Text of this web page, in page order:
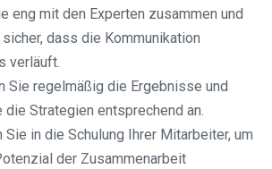
eng mit den Experten zusammen und
dass die Kommunikation
verläuft.
Sie regelmäßig die Ergebnisse und
die Strategien entsprechend an.
Sie in die Schulung Ihrer Mitarbeiter, um
der Zusammenarbeit